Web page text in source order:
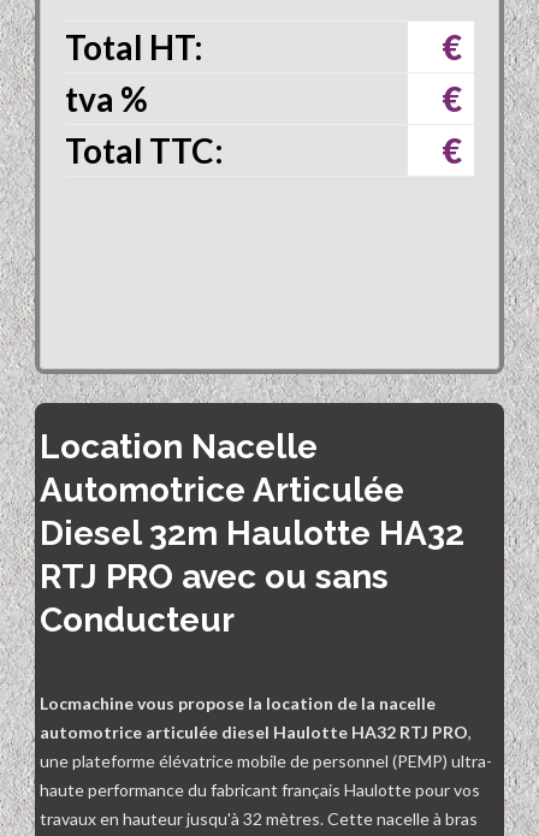
Total HT:
€
tva %
€
Total TTC:
€
Location Nacelle
Automotrice Articulée
Diesel 32m Haulotte HA32
RTJ PRO avec ou sans
Conducteur
Locmachine vous propose la location de la nacelle
automotrice articulée diesel Haulotte HA32 RTJ PRO,
une plateforme élévatrice mobile de personnel (PEMP) ultra-
haute performance du fabricant français Haulotte pour vos
travaux en hauteur jusqu'à 32 mètres. Cette nacelle à bras